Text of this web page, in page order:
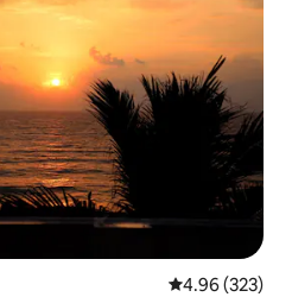
Calificación
4.96 (323)